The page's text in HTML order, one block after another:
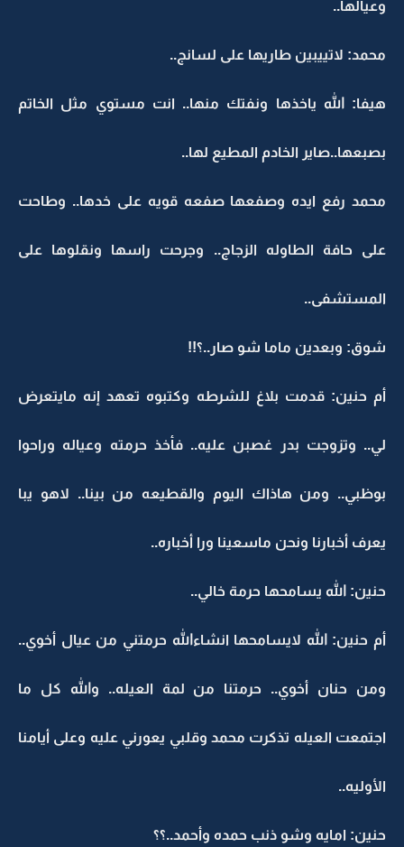
وعيالها..
محمد: لاتييبين طاريها على لسانج..
هيفا: الله ياخذها ونفتك منها.. انت مستوي مثل الخاتم
بصبعها..صاير الخادم المطيع لها..
محمد رفع ايده وصفعها صفعه قويه على خدها.. وطاحت
على حافة الطاوله الزجاج.. وجرحت راسها ونقلوها على
المستشفى..
شوق: وبعدين ماما شو صار..؟!!
أم حنين: قدمت بلاغ للشرطه وكتبوه تعهد إنه مايتعرض
لي.. وتزوجت بدر غصبن عليه.. فأخذ حرمته وعياله وراحوا
بوظبي.. ومن هاذاك اليوم والقطيعه من بينا.. لاهو يبا
يعرف أخبارنا ونحن ماسعينا ورا أخباره..
حنين: الله يسامحها حرمة خالي..
أم حنين: الله لايسامحها انشاءالله حرمتني من عيال أخوي..
ومن حنان أخوي.. حرمتنا من لمة العيله.. والله كل ما
اجتمعت العيله تذكرت محمد وقلبي يعورني عليه وعلى أيامنا
الأوليه..
حنين: امايه وشو ذنب حمده وأحمد..؟؟